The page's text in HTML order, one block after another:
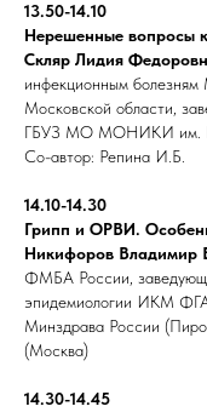
13.50-14.10
Нерешенные вопросы
Скляр Лидия
инфекционным болезням
Московской области,
ГБУЗ МО МОНИКИ им.
Со-автор: Репина И.Б.
14.10-14.30
Грипп и ОРВИ.
Никифоров Владимир
ФМБА России,
эпидемиологии ИКМ
Минздрава России
(Москва)
14.30-14.45